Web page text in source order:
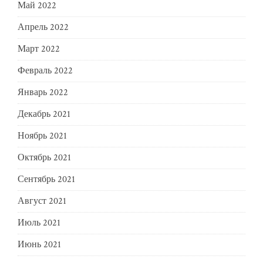
Май 2022
Апрель 2022
Март 2022
Февраль 2022
Январь 2022
Декабрь 2021
Ноябрь 2021
Октябрь 2021
Сентябрь 2021
Август 2021
Июль 2021
Июнь 2021